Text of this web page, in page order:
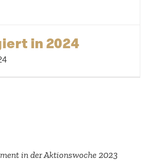
in 2024
in der Aktions­woche 2023